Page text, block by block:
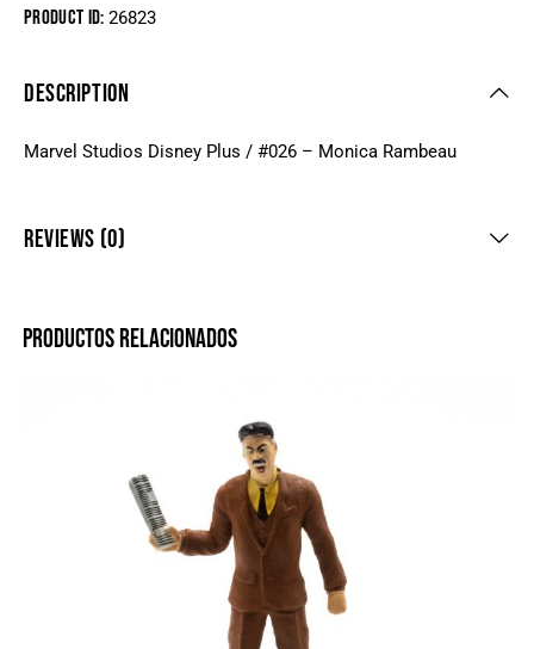
Product ID:26823
DESCRIPTION
Marvel Studios Disney Plus / #026 – Monica Rambeau
REVIEWS (0)
PRODUCTOS RELACIONADOS